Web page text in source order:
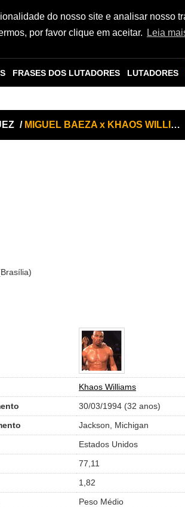
do nosso site e analisar nosso
por favor clique em aceitar.
Leia
FRASES DOS LUTADORES LUTADORES
/ MIGUEL BAEZA x KHAOS WILLIAMS
Khaos Williams
30/03/1994 (32 anos)
Jackson, Michigan
Estados Unidos
77,11
1,82
Peso Médio